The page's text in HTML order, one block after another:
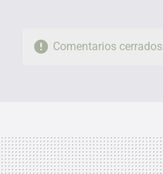
Comentarios cerrados